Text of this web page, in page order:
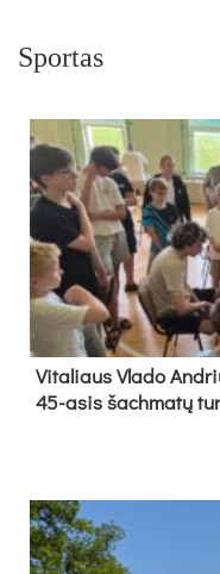
Sportas
Vi­ta­liaus Vla­do
45-asis šach­ma­tų